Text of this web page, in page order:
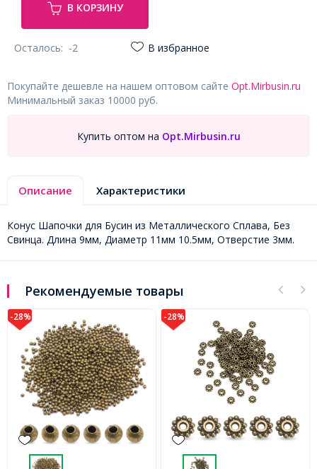
В КОРЗИНУ
Осталось: -2 В избранное
Покупайте дешевле на нашем оптовом сайте Opt.Mirbusin.ru
Минимальный заказ 10000 руб.
Купить оптом на Opt.Mirbusin.ru
Описание Характеристики
Конус Шапочки для Бусин из Металлического Сплава, Без
Свинца. Длина 9мм, Диаметр 11мм 10.5мм, Отверстие 3мм.
Рекомендуемые товары
-28% -28%